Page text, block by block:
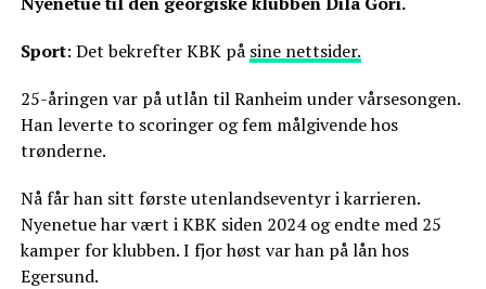
Sport: Det bekrefter KBK på sine nettsider.
25-åringen var på utlån til Ranheim under vårsesongen.
Han leverte to scoringer og fem målgivende hos
trønderne.
Nå får han sitt første utenlandseventyr i karrieren.
Nyenetue har vært i KBK siden 2024 og endte med 25
kamper for klubben. I fjor høst var han på lån hos
Egersund.